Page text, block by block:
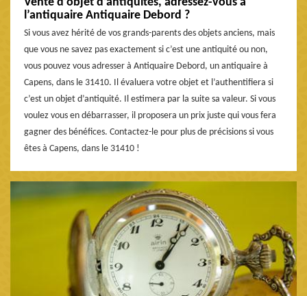
l’antiquaire Antiquaire Debord ?
Si vous avez hérité de vos grands-parents des objets anciens, mais
que vous ne savez pas exactement si c’est une antiquité ou non,
vous pouvez vous adresser à Antiquaire Debord, un antiquaire à
Capens, dans le 31410. Il évaluera votre objet et l’authentifiera si
c’est un objet d’antiquité. Il estimera par la suite sa valeur. Si vous
voulez vous en débarrasser, il proposera un prix juste qui vous fera
gagner des bénéfices. Contactez-le pour plus de précisions si vous
êtes à Capens, dans le 31410 !